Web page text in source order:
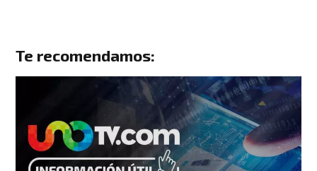
Te recomendamos: